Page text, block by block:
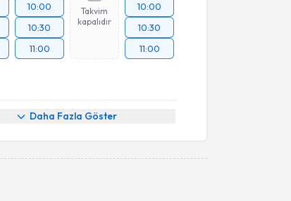
10:00
10:30
11:00
Takvim
kapalıdır
10:00
10:30
11:00
Daha Fazla Göster